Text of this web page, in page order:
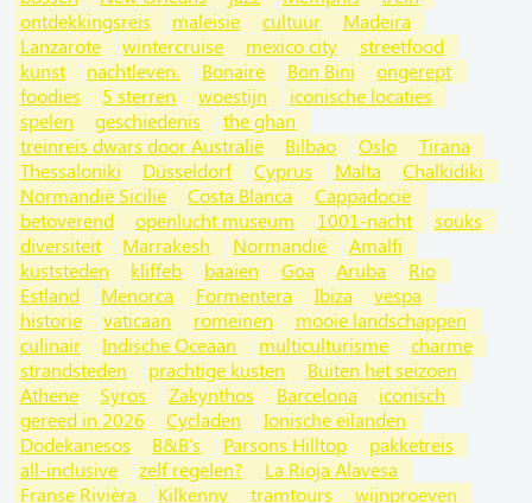
ontdekkingsreis
maleisie cultuur
Madeira
Lanzarote
wintercruise mexico city
streetfood
kunst
nachtleven. Bonaire Bon Bini
ongerept
foodies
5 sterren woestijn
iconische locaties
spelen
geschiedenis
the ghan
treinreis dwars door Australië
Bilbao Oslo
Tirana
Thessaloniki
Düsseldorf Cyprus Malta
Chalkidiki
Normandië Sicilië
Costa Blanca
Cappadocië
betoverend
openlucht museum 1001-nacht
souks
diversiteit
Marrakesh Normandië
Amalfi
kuststeden
kliffeb baaien Goa Aruba
Rio
Estland
Menorca Formentera Ibiza
vespa
historie
vaticaan romeinen
mooie landschappen
culinair
Indische Oceaan multiculturisme
charme
strandsteden
prachtige kusten
Buiten het seizoen
Athene
Syros Zakynthos Barcelona
iconisch
gereed in 2026
Cycladen
Ionische eilanden
Dodekanesos
B&B's Parsons Hilltop
pakketreis
all-inclusive
zelf regelen?
La Rioja Alavesa
Franse Rivièra
Kilkenny tramtours
wijnproeven